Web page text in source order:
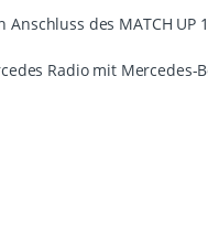
des MATCH UP
Radio mit Mercedes-